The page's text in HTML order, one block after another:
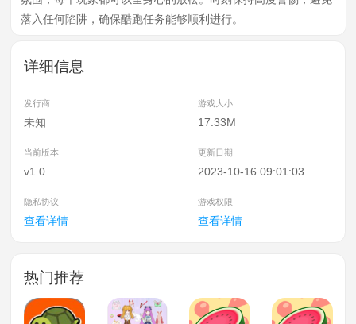
落入任何陷阱，确保酷跑任务能够顺利进行。
详细信息
发行商 游戏大小
未知 17.33M
当前版本 更新日期
v1.0 2023-10-16 09:01:03
隐私协议 游戏权限
查看详情 查看详情
热门推荐